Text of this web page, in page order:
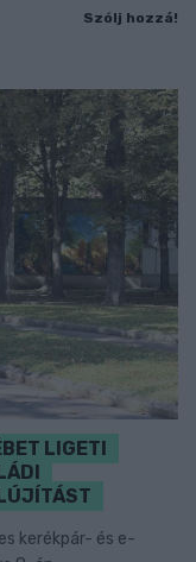
Szólj hozzá!
LIGETI
kerékpár- és e-